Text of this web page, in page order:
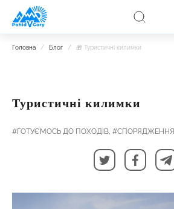
Головна / Блог / 🎁 Туристичні килимки
Туристичні килимки
#ГОТУЄМОСЬ ДО ПОХОДІВ, #СПОРЯДЖЕННЯ